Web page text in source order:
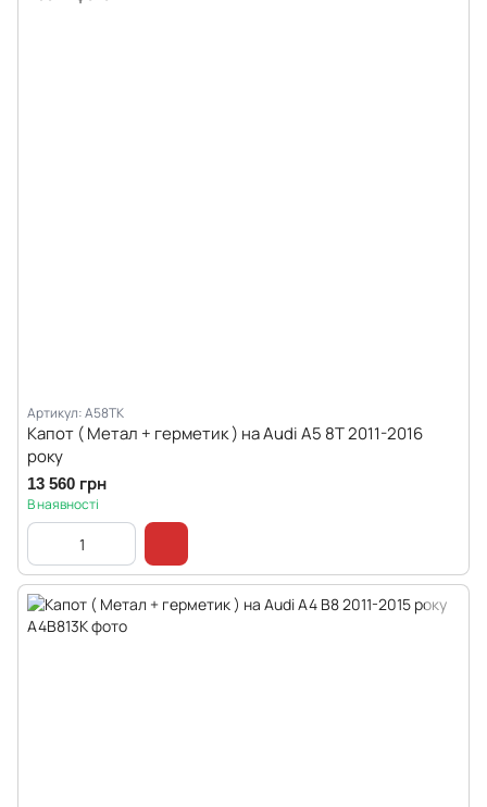
Артикул: A58TK
Капот ( Метал + герметик ) на Audi A5 8T 2011-2016
року
13 560 грн
В наявності